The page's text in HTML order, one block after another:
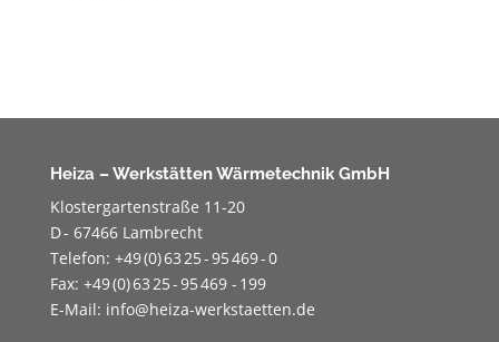
Heiza – Werkstätten Wärmetechnik GmbH
Klostergartenstraße 11-20
D - 67466 Lambrecht
Telefon: +49 (0) 63 25 - 95 469 - 0
Fax: +49 (0) 63 25 - 95 469 - 199
E-Mail: info@heiza-werkstaetten.de